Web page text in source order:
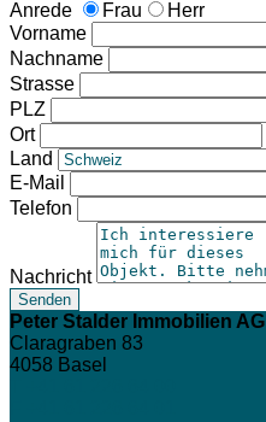
Anrede Frau
Herr
Vorname
Nachname
Strasse
PLZ
Ort
Land
E-Mail
Telefon
Nachricht
Peter Stalder Immobilien AG
Claragraben 83
4058 Basel